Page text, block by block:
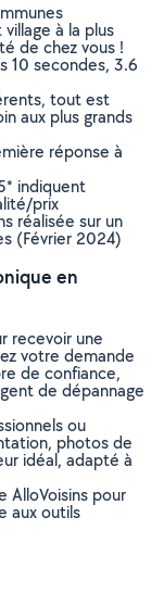
à la plus
de chez vous !
10 secondes, 3.6
tout est
aux plus grands
réponse à
indiquent
prix
réalisée sur un
(Février 2024)
en
recevoir une
votre demande
de confiance,
de dépannage
ou
photos de
idéal, adapté à
AlloVoisins pour
aux outils